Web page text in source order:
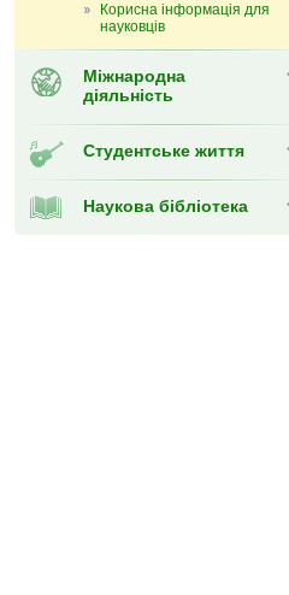
Корисна інформація для
науковців
Міжнародна
діяльність
Студентське життя
Наукова бібліотека